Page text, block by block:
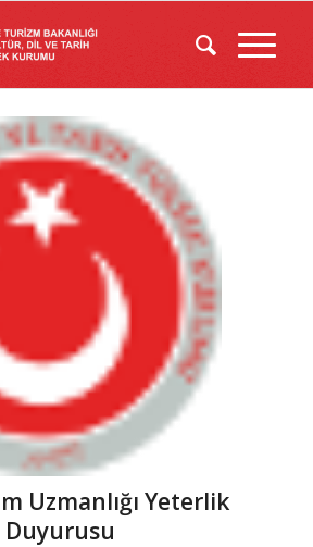
Uzmanlığı Yeterlik
Duyurusu